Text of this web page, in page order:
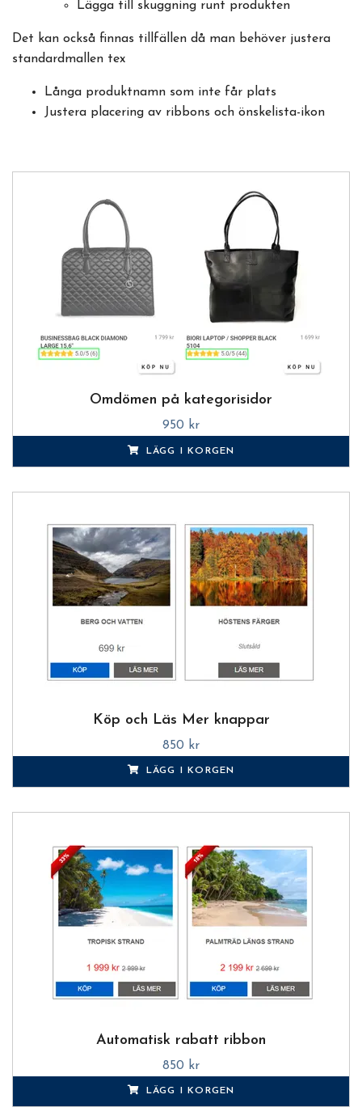
Lägga till skuggning runt produkten
Det kan också finnas tillfällen då man behöver justera
standardmallen tex
Långa produktnamn som inte får plats
Justera placering av ribbons och önskelista-ikon
Omdömen på kategorisidor
950 kr
LÄGG I KORGEN
Köp och Läs Mer knappar
850 kr
LÄGG I KORGEN
Automatisk rabatt ribbon
850 kr
LÄGG I KORGEN